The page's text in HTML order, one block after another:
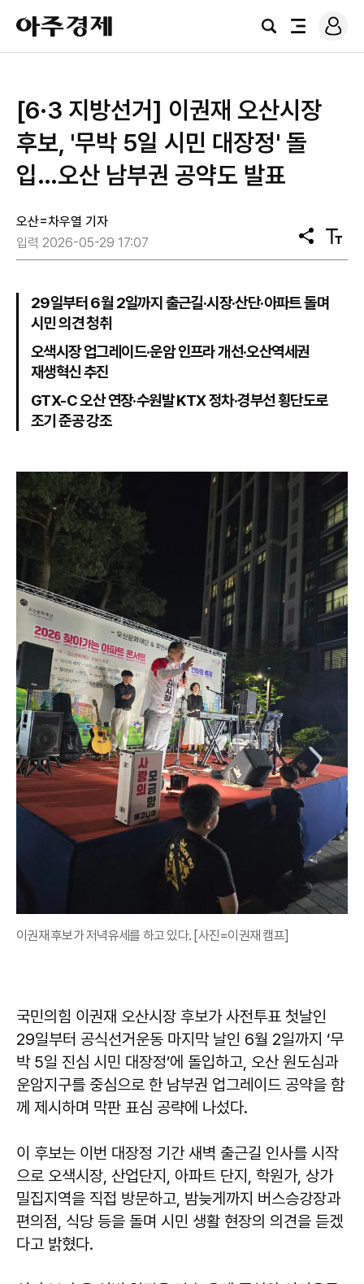
아
주
경
검
전
로
그
[6·3 지방선거] 이권재 오산시장
후보, '무박 5일 시민 대장정' 돌
입…오산 남부권 공약도 발표
오산=차우열 기자
입력 2026-05-29 17:07
공
유
텍
스
29일부터 6월 2일까지 출근길·시장·산단·아파트 돌며
시민 의견 청취
오색시장 업그레이드·운암 인프라 개선·오산역세권
재생혁신 추진
GTX-C 오산 연장·수원발 KTX 정차·경부선 횡단도로
조기 준공 강조
이권재 후보가 저녁유세를 하고 있다. [사진=이권재 캠프]
국민의힘 이권재 오산시장 후보가 사전투표 첫날인
29일부터 공식선거운동 마지막 날인 6월 2일까지 ‘무
박 5일 진심 시민 대장정’에 돌입하고, 오산 원도심과
운암지구를 중심으로 한 남부권 업그레이드 공약을 함
께 제시하며 막판 표심 공략에 나섰다.
이 후보는 이번 대장정 기간 새벽 출근길 인사를 시작
으로 오색시장, 산업단지, 아파트 단지, 학원가, 상가
밀집지역을 직접 방문하고, 밤늦게까지 버스승강장과
편의점, 식당 등을 돌며 시민 생활 현장의 의견을 듣겠
다고 밝혔다.